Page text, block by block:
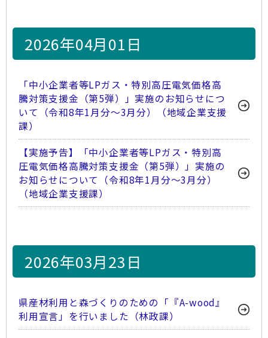
2026年04月01日
「中小企業者等LPガス・特別高圧電気価格高
騰対策支援金（第5弾）」実施のお知らせにつ
いて（令和8年1月分～3月分）（地域企業支援
課）
【実施予告】「中小企業者等LPガス・特別高
圧電気価格高騰対策支援金（第5弾）」実施の
お知らせについて（令和8年1月分～3月分）
（地域企業支援課）
2026年03月23日
県産材利用と森づくりのための「『A-wood』
利用宣言」を行いました（林政課）